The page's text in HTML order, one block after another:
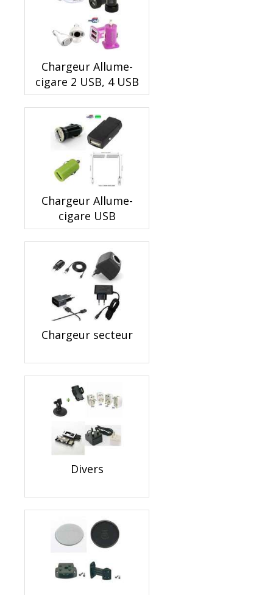
Chargeur Allume-
cigare 2 USB, 4 USB
Chargeur Allume-
cigare USB
Chargeur secteur
Divers